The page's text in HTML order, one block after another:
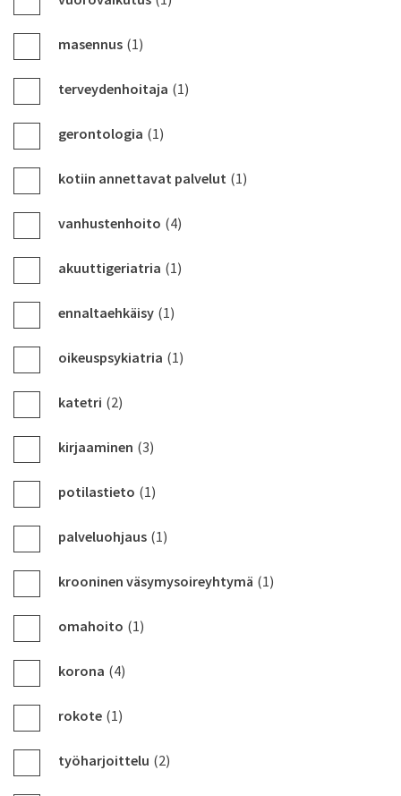
masennus (1)
terveydenhoitaja (1)
gerontologia (1)
kotiin annettavat palvelut (1)
vanhustenhoito (4)
akuuttigeriatria (1)
ennaltaehkäisy (1)
oikeuspsykiatria (1)
katetri (2)
kirjaaminen (3)
potilastieto (1)
palveluohjaus (1)
krooninen väsymysoireyhtymä (1)
omahoito (1)
korona (4)
rokote (1)
työharjoittelu (2)